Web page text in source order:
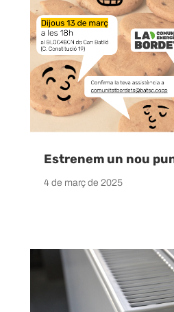
Estrenem un nou
4 de març de 2025